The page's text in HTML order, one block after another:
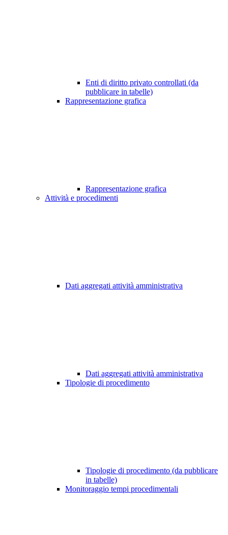
Enti di diritto privato controllati (da
pubblicare in tabelle)
Rappresentazione grafica
Rappresentazione grafica
Attività e procedimenti
Dati aggregati attività amministrativa
Dati aggregati attività amministrativa
Tipologie di procedimento
Tipologie di procedimento (da pubblicare
in tabelle)
Monitoraggio tempi procedimentali